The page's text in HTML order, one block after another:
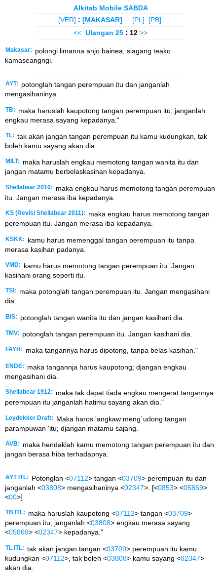
Alkitab Mobile SABDA
[VER] : [MAKASAR] [PL]
[PB]
<< Ulangan 25 : 12 >>
Makasar:
polongi limanna anjo bainea, siagang teako
kamaseangngi.
AYT:
potonglah tangan perempuan itu dan janganlah
mengasihaninya.
TB:
maka haruslah kaupotong tangan perempuan itu; janganlah
engkau merasa sayang kepadanya."
TL: tak akan jangan tangan perempuan itu kamu kudungkan, tak
boleh kamu sayang akan dia.
MILT:
maka haruslah engkau memotong tangan wanita itu dan
jangan matamu berbelaskasihan kepadanya.
Shellabear 2010:
maka engkau harus memotong tangan perempuan
itu. Jangan merasa iba kepadanya.
KS (Revisi Shellabear 2011):
maka engkau harus memotong tangan
perempuan itu. Jangan merasa iba kepadanya.
KSKK:
kamu harus memenggal tangan perempuan itu tanpa
merasa kasihan padanya.
VMD:
kamu harus memotong tangan perempuan itu. Jangan
kasihani orang seperti itu.
TSI:
maka potonglah tangan perempuan itu. Jangan mengasihani
dia.
BIS: potonglah tangan wanita itu dan jangan kasihani dia.
TMV: potonglah tangan perempuan itu. Jangan kasihani dia.
FAYH: maka tangannya harus dipotong, tanpa belas kasihan."
ENDE:
maka tangannja harus kaupotong; djangan engkau
mengasihani dia.
Shellabear 1912:
maka tak dapat tiada engkau mengerat tangannya
perempuan itu janganlah hatimu sayang akan dia."
Leydekker Draft:
Maka haros 'angkaw meng`udong tangan
parampuwan 'itu; djangan matamu sajang.
AVB:
maka hendaklah kamu memotong tangan perempuan itu dan
jangan berasa hiba terhadapnya.
AYT ITL: Potonglah <07112> tangan <03709> perempuan itu dan
janganlah <03808> mengasihaninya <02347>. [<0853> <05869>
<00>]
TB ITL: maka haruslah kaupotong <07112> tangan <03709>
perempuan itu; janganlah <03808> engkau merasa sayang
<05869> <02347> kepadanya."
TL ITL: tak akan jangan tangan <03709> perempuan itu kamu
kudungkan <07112>, tak boleh <03808> kamu sayang <02347>
akan dia.